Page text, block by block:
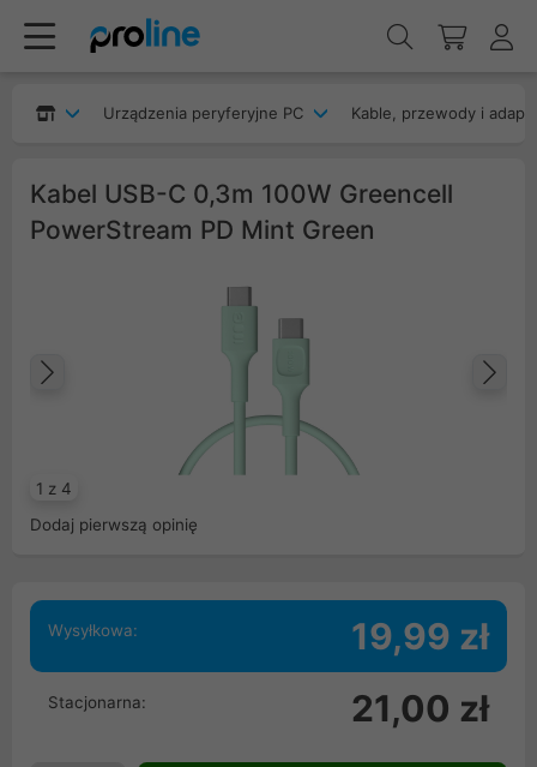
Urządzenia peryferyjne PC Kable, przewody i
Kabel USB-C 0,3m 100W Greencell
PowerStream PD Mint Green
1 z 4
Dodaj pierwszą opinię
Wysyłkowa: 19,99 zł
Stacjonarna: 21,00 zł